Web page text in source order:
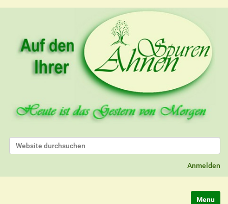
Website durchsuchen
Anmelden